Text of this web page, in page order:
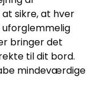
sikre, at hver
bringer det
til dit bord.
mindeværdige